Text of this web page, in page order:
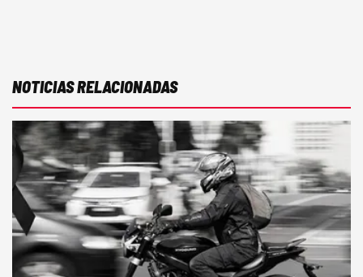
NOTICIAS RELACIONADAS